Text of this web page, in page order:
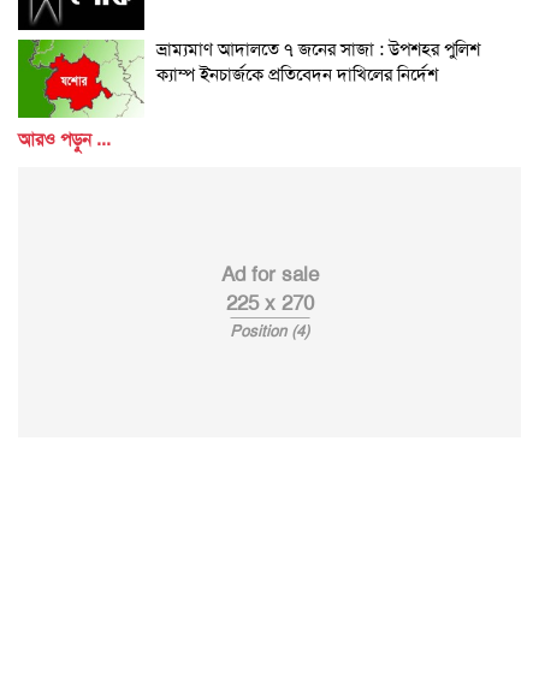
ভ্রাম্যমাণ আদালতে ৭ জনের সাজা : উপশহর পুলিশ
ক্যাম্প ইনচার্জকে প্রতিবেদন দাখিলের নির্দেশ
আরও পড়ুন ...
Ad for sale
225 x 270
Position (4)